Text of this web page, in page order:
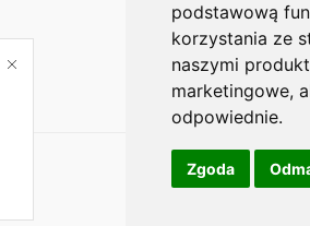
podstawową
korzystania ze
naszymi
marketingowe,
odpowiednie.
Zgoda